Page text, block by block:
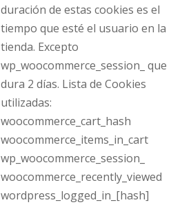
duración de estas cookies es el
tiempo que esté el usuario en la
tienda. Excepto
wp_woocommerce_session_ que
dura 2 días. Lista de Cookies
utilizadas:
woocommerce_cart_hash
woocommerce_items_in_cart
wp_woocommerce_session_
woocommerce_recently_viewed
wordpress_logged_in_[hash]